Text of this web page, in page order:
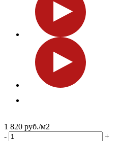
1 820 руб./м2
-
+